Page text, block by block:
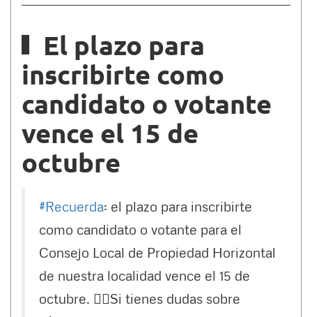
El plazo para
inscribirte como
candidato o votante
vence el 15 de
octubre
#Recuerda: el plazo para inscribirte
como candidato o votante para el
Consejo Local de Propiedad Horizontal
de nuestra localidad vence el 15 de
octubre. 🙋‍♂️Si tienes dudas sobre